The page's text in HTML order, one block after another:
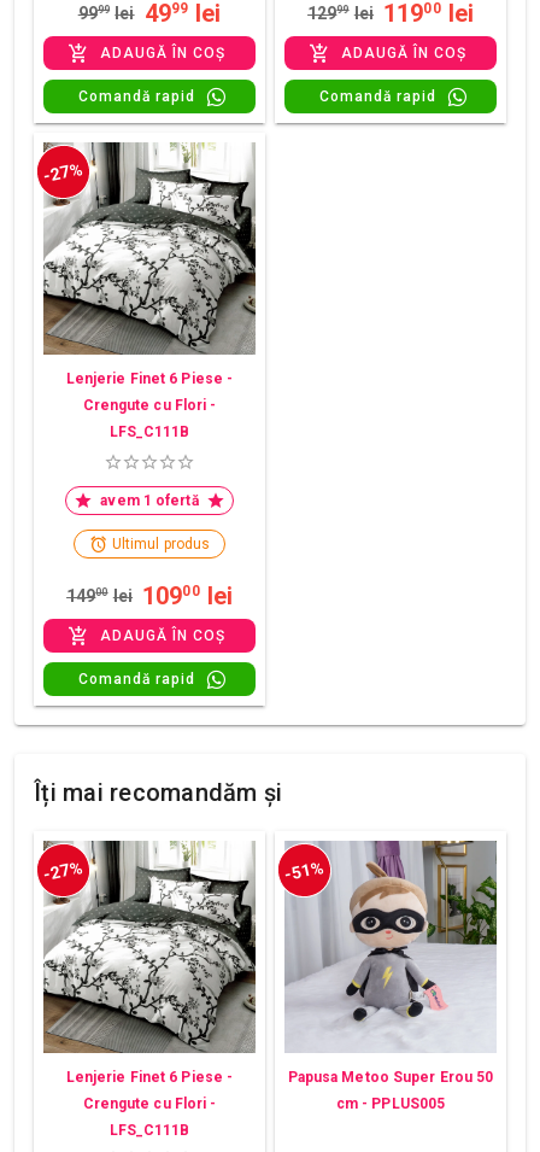
9999 lei 4999 lei
ADAUGĂ ÎN COȘ
Comandă rapid
12999 lei 11900 lei
ADAUGĂ ÎN COȘ
Comandă rapid
-27%
Lenjerie Finet 6 Piese -
Crengute cu Flori -
LFS_C111B
avem 1 ofertă
Ultimul produs
14900 lei 10900 lei
ADAUGĂ ÎN COȘ
Comandă rapid
Îți mai recomandăm și
-27%
Lenjerie Finet 6 Piese -
Crengute cu Flori -
LFS_C111B
-51%
Papusa Metoo Super Erou 50
cm - PPLUS005